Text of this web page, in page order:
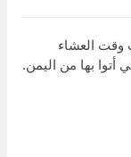
وقت العشاء